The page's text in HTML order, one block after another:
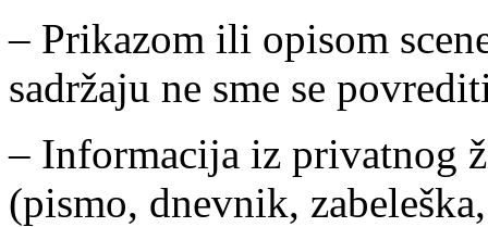
– Prikazom ili opisom
sadržaju ne sme se
– Informacija iz privatnog
(pismo, dnevnik,